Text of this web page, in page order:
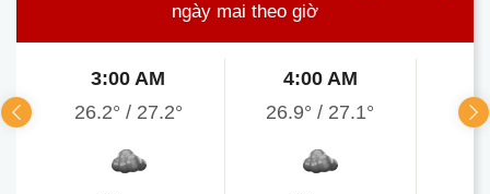
ngày mai theo giờ
3:00 AM
26.2° / 27.2°
4:00 AM
26.9°/ 27.1°